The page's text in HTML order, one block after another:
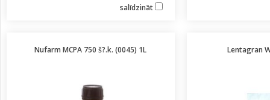
salīdzināt
Nufarm MCPA 750 š?.k. (0045) 1L Lentagran